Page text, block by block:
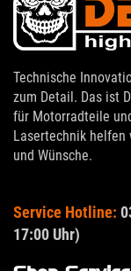
Technische
zum Detail. Das ist
für Motorradteile
Lasertechnik helfen
und Wünsche.
Service Hotline:
17:00 Uhr)